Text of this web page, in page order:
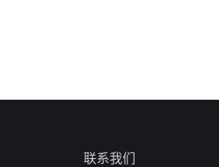
联系我们